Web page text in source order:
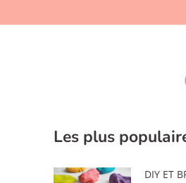
Les plus
DIY ET